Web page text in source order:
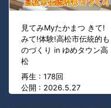
見てみMyたかまつ きて!
みて!体験!高松市伝統的も
のづくり in ゆめタウン高
松
再生 : 178回
公開 : 2026.5.27